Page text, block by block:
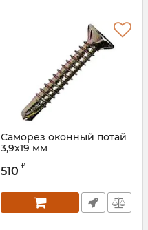
Саморез оконный потай
3,9х19 мм
510 ₽